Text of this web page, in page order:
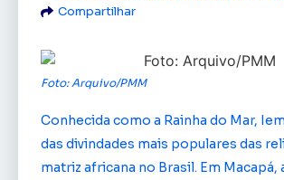
Compartilhar
Foto: Arquivo/PMM
Conhecida como a Rainha do Mar,
das divindades mais populares das
matriz africana no Brasil. Em Macapá,